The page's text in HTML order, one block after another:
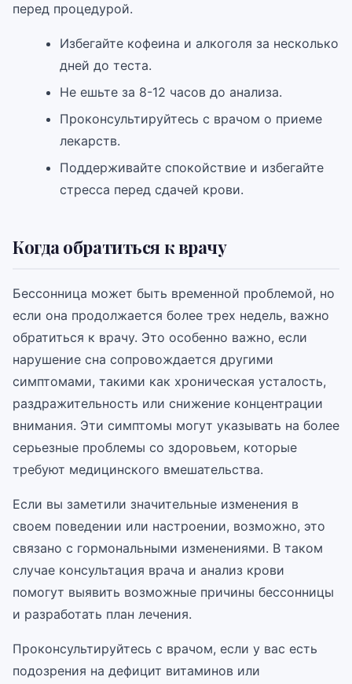
перед процедурой.
Избегайте кофеина и алкоголя за несколько
дней до теста.
Не ешьте за 8-12 часов до анализа.
Проконсультируйтесь с врачом о приеме
лекарств.
Поддерживайте спокойствие и избегайте
стресса перед сдачей крови.
Когда обратиться к врачу
Бессонница может быть временной проблемой, но
если она продолжается более трех недель, важно
обратиться к врачу. Это особенно важно, если
нарушение сна сопровождается другими
симптомами, такими как хроническая усталость,
раздражительность или снижение концентрации
внимания. Эти симптомы могут указывать на более
серьезные проблемы со здоровьем, которые
требуют медицинского вмешательства.
Если вы заметили значительные изменения в
своем поведении или настроении, возможно, это
связано с гормональными изменениями. В таком
случае консультация врача и анализ крови
помогут выявить возможные причины бессонницы
и разработать план лечения.
Проконсультируйтесь с врачом, если у вас есть
подозрения на дефицит витаминов или